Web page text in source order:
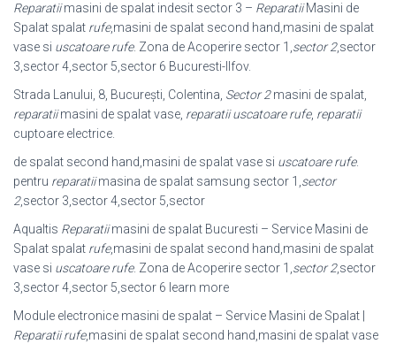
Reparatiimasini de spalat indesit sector 3 – ReparatiiMasini de
Spalat spalat rufe,masini de spalat second hand,masini de spalat
vase si uscatoare rufe. Zona de Acoperire sector 1,sector 2,sector
3,sector 4,sector 5,sector 6 Bucuresti-Ilfov.
Strada Lanului, 8, București, Colentina, Sector 2masini de spalat,
reparatiimasini de spalat vase, reparatii uscatoare rufe, reparatii
cuptoare electrice.
de spalat second hand,masini de spalat vase si uscatoare rufe.
pentru reparatiimasina de spalat samsung sector 1,sector
2,sector 3,sector 4,sector 5,sector
Aqualtis Reparatiimasini de spalat Bucuresti – Service Masini de
Spalat spalat rufe,masini de spalat second hand,masini de spalat
vase si uscatoare rufe. Zona de Acoperire sector 1,sector 2,sector
3,sector 4,sector 5,sector 6 learn more
Module electronice masini de spalat – Service Masini de Spalat |
Reparatii rufe,masini de spalat second hand,masini de spalat vase